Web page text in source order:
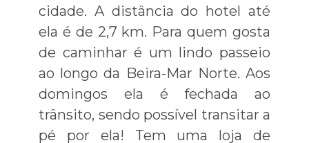
cidade. A distância do hotel até
ela é de 2,7 km. Para quem gosta
de caminhar é um lindo passeio
ao longo da Beira-Mar Norte. Aos
domingos ela é fechada ao
trânsito, sendo possível transitar a
pé por ela! Tem uma loja de